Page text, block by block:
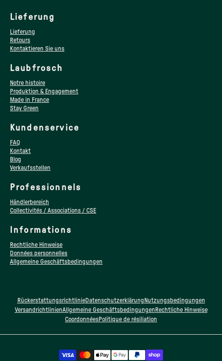
Lieferung
Lieferung
Retours
Kontaktieren Sie uns
Laubfrosch
Notre histoire
Produktion & Engagement
Made in France
Stay Green
Kundenservice
FAQ
Kontakt
Blog
Verkaufsstellen
Professionnels
Händlerbereich
Collectivités / Associations / CSE
Informations
Rechtliche Hinweise
Données personnelles
Allgemeine Geschäftsbedingungen
RückerstattungsrichtlinieDatenschutzerklärung Nutzungsbedingungen
VersandrichtlinienAllgemeine Geschäftsbedingungen Rechtliche Hinweise
CoordonnéesPolitique de résiliation